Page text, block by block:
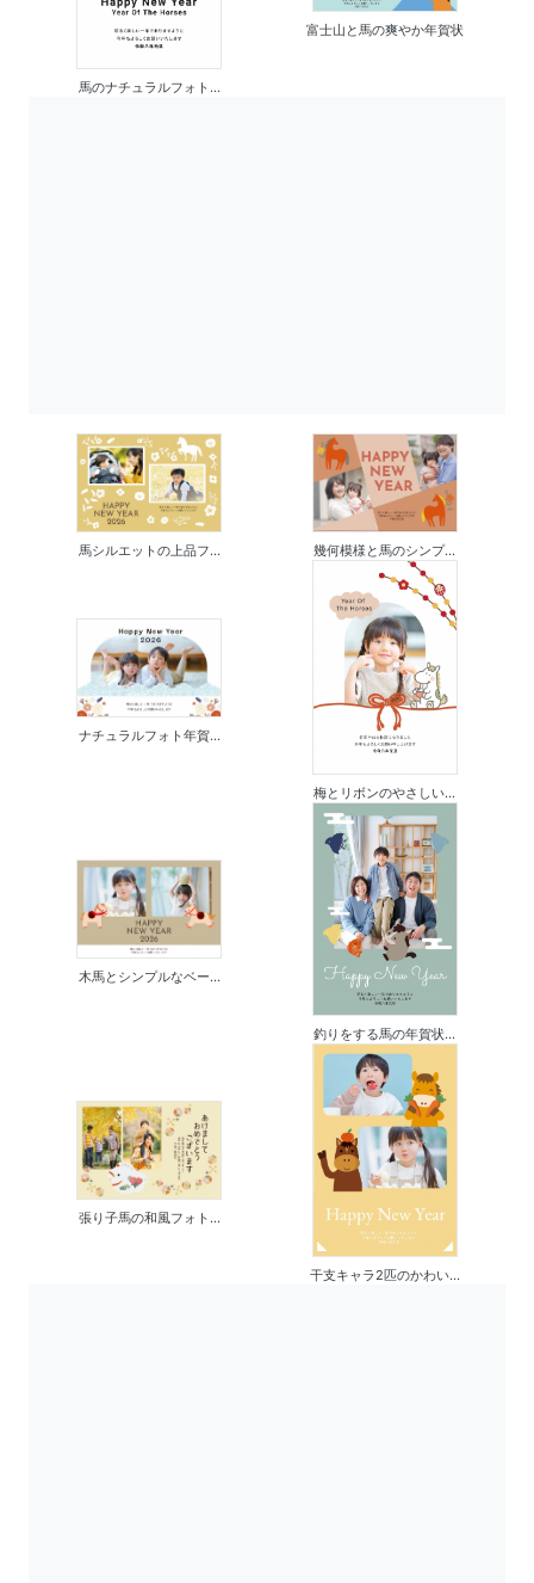
馬のナチュラルフォト...
富士山と馬の爽やか年賀状
馬シルエットの上品フ... 幾何模様と馬のシンプ...
ナチュラルフォト年賀...
梅とリボンのやさしい...
木馬とシンプルなベー...
釣りをする馬の年賀状...
張り子馬の和風フォト...
干支キャラ2匹のかわい...